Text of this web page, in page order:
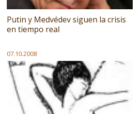
Putin y Medvédev siguen la crisis
en tiempo real
07.10.2008